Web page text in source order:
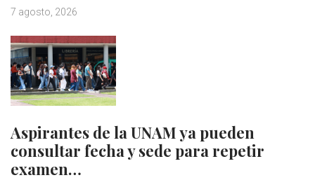
7 agosto, 2026
Aspirantes de la UNAM ya pueden
consultar fecha y sede para repetir
examen…